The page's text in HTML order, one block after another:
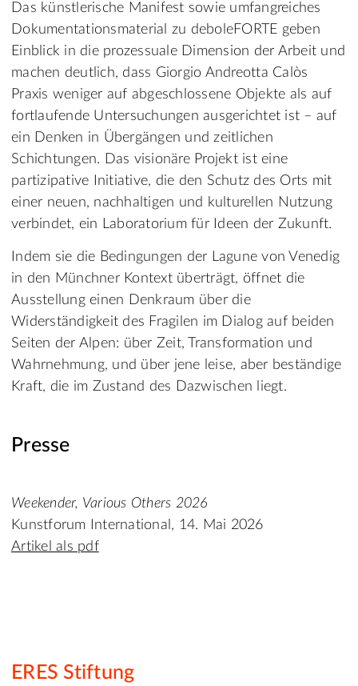
Das künstlerische Manifest sowie umfangreiches
Dokumentationsmaterial zu deboleFORTE geben
Einblick in die prozessuale Dimension der Arbeit und
machen deutlich, dass Giorgio Andreotta Calòs
Praxis weniger auf abgeschlossene Objekte als auf
fortlaufende Untersuchungen ausgerichtet ist – auf
ein Denken in Übergängen und zeitlichen
Schichtungen. Das visionäre Projekt ist eine
partizipative Initiative, die den Schutz des Orts mit
einer neuen, nachhaltigen und kulturellen Nutzung
verbindet, ein Laboratorium für Ideen der Zukunft.
Indem sie die Bedingungen der Lagune von Venedig
in den Münchner Kontext überträgt, öffnet die
Ausstellung einen Denkraum über die
Widerständigkeit des Fragilen im Dialog auf beiden
Seiten der Alpen: über Zeit, Transformation und
Wahrnehmung, und über jene leise, aber beständige
Kraft, die im Zustand des Dazwischen liegt.
Presse
Weekender, Various Others 2026
Kunstforum International, 14. Mai 2026
Artikel als pdf
ERES Stiftung